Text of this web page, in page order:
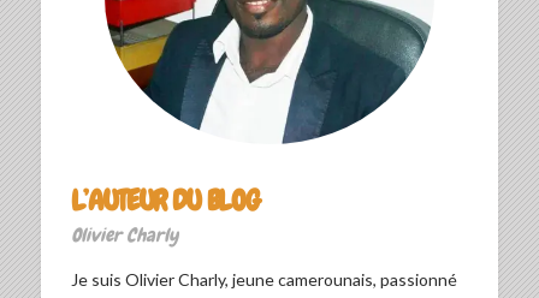
L’AUTEUR DU BLOG
Olivier Charly
Je suis Olivier Charly, jeune camerounais, passionné